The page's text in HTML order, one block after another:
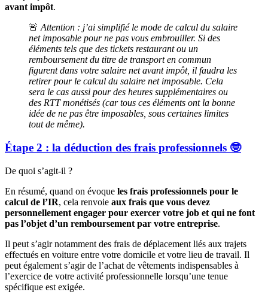
avant impôt.
🚨Attention : j’ai simplifié le mode de calcul du salaire
net imposable pour ne pas vous embrouiller. Si des
éléments tels que des tickets restaurant ou un
remboursement du titre de transport en commun
figurent dans votre salaire net avant impôt, il faudra les
retirer pour le calcul du salaire net imposable. Cela
sera le cas aussi pour des heures supplémentaires ou
des RTT monétisés (car tous ces éléments ont la bonne
idée de ne pas être imposables, sous certaines limites
tout de même).
Étape 2 : la déduction des frais professionnels 🤓
De quoi s’agit-il ?
En résumé, quand on évoque les frais professionnels pour le
calcul de l’IR, cela renvoie aux frais que vous devez
personnellement engager pour exercer votre job et qui ne font
pas l’objet d’un remboursement par votre entreprise.
Il peut s’agir notamment des frais de déplacement liés aux trajets
effectués en voiture entre votre domicile et votre lieu de travail. Il
peut également s’agir de l’achat de vêtements indispensables à
l’exercice de votre activité professionnelle lorsqu’une tenue
spécifique est exigée.